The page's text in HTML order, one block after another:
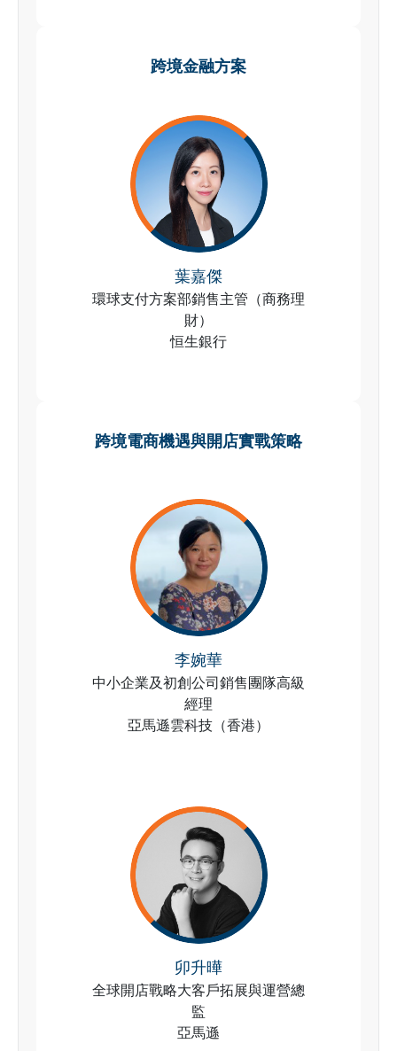
跨境金融方案
葉嘉傑
環球支付方案部銷售主管（商務理
財）
恒生銀行
跨境電商機遇與開店實戰策略
李婉華
中小企業及初創公司銷售團隊高級
經理
亞馬遜雲科技（香港）
卯升曄
全球開店戰略大客戶拓展與運營總
監
亞馬遜